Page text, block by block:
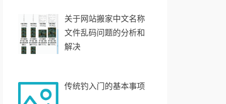
关于网站搬家中文名称
文件乱码问题的分析和
解决
传统钓入门的基本事项